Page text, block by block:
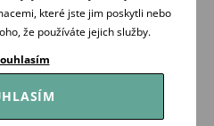
MODRÁ
549 Kč
Skladem
Koupit
které jste jim poskytli nebo
že používáte jejich služby.